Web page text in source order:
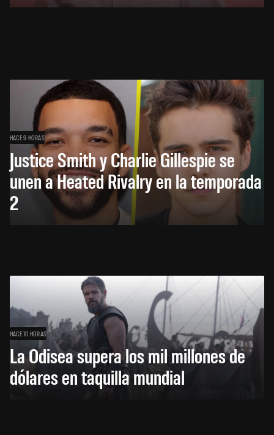
HACE 9 HORAS
Justice Smith y Charlie Gillespie se
unen a Heated Rivalry en la temporada
2
HACE 10 HORAS
La Odisea supera los mil millones de
dólares en taquilla mundial